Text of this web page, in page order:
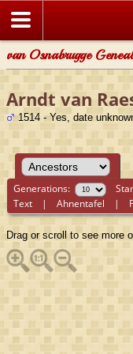
van Osnabrugge
Arndt van
1514 - Yes, date
Generations:
Text |Ahnentafel |
Drag or scroll to see more